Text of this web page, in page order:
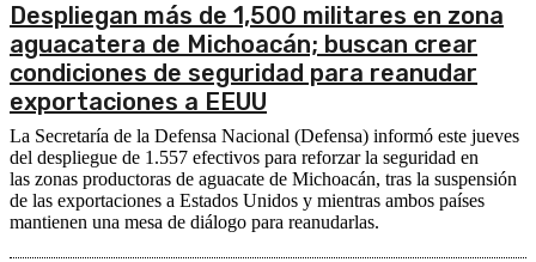
Despliegan más de 1,500 militares en zona
aguacatera de Michoacán; buscan crear
condiciones de seguridad para reanudar
exportaciones a EEUU
La Secretaría de la Defensa Nacional (Defensa) informó este jueves
del despliegue de 1.557 efectivos para reforzar la seguridad en
las zonas productoras de aguacate de Michoacán, tras la suspensión
de las exportaciones a Estados Unidos y mientras ambos países
mantienen una mesa de diálogo para reanudarlas.